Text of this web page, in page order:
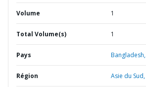
Volume 1
Total Volume(s) 1
Pays Bangladesh,
Région Asie du Sud,